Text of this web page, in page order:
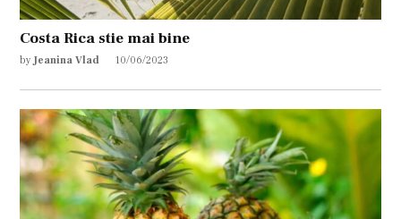
Costa Rica stie mai bine
by Jeanina Vlad 10/06/2023